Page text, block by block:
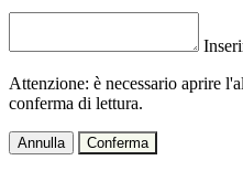
Attenzione: è necessario aprire
conferma di lettura.
Annulla Conferma